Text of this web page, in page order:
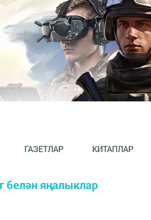
ГАЗЕТЛАР КИТАПЛАР
белән яңалыклар